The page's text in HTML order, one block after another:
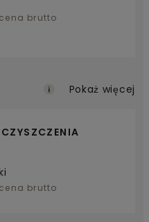
brutto
brutto
Pokaż więcej